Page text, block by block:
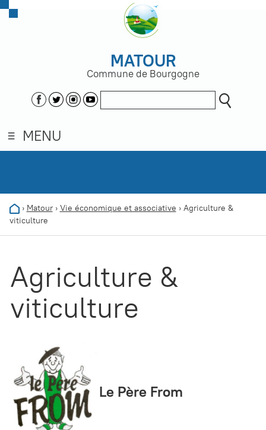
MATOUR
Commune de Bourgogne
MENU
› Matour› Vie économique et associative › Agriculture &
viticulture
Agriculture &
viticulture
Le Père From